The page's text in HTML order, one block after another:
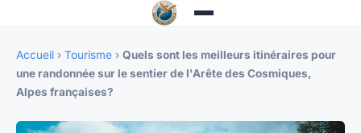
Accueil › Tourisme › Quels sont les meilleurs itinéraires pour
une randonnée sur le sentier de l'Arête des Cosmiques,
Alpes françaises?